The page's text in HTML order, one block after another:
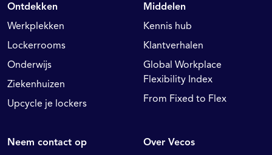
Ontdekken
Werkplekken
Lockerrooms
Onderwijs
Ziekenhuizen
Upcycle je lockers
Middelen
Kennis hub
Klantverhalen
Global Workplace
Flexibility Index
From Fixed to Flex
Neem contact op
Over Vecos